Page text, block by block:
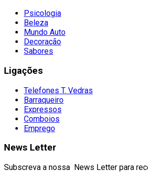
Psicologia
Beleza
Mundo Auto
Decoração
Sabores
Ligações
Telefones T. Vedras
Barraqueiro
Expressos
Comboios
Emprego
News Letter
Subscreva a nossa News Letter para